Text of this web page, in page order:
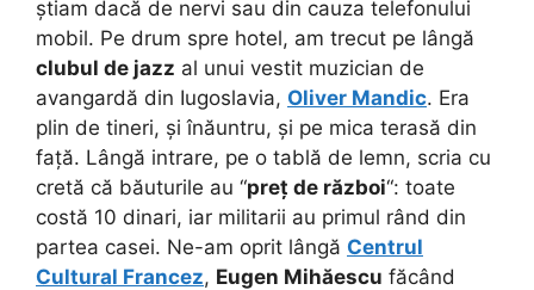
știam dacă de nervi sau din cauza telefonului
mobil. Pe drum spre hotel, am trecut pe lângă
clubul de jazz al unui vestit muzician de
avangardă din Iugoslavia, Oliver Mandic. Era
plin de tineri, și înăuntru, și pe mica terasă din
față. Lângă intrare, pe o tablă de lemn, scria cu
cretă că băuturile au “preț de război“: toate
costă 10 dinari, iar militarii au primul rând din
partea casei. Ne-am oprit lângă Centrul
Cultural Francez, Eugen Mihăescu făcând